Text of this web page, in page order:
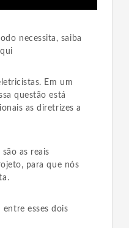
necessita, saiba
Em um
questão está
as diretrizes a
as reais
para que nós
esses dois